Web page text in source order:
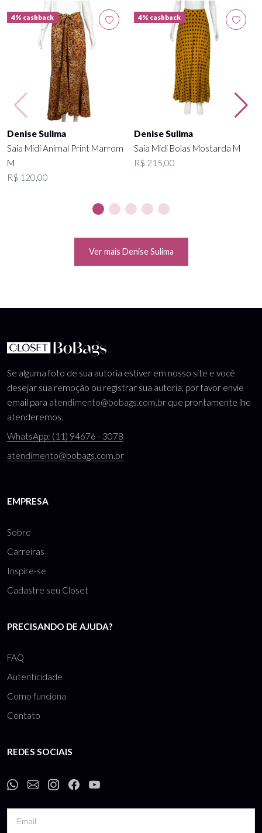
4% cashback
Denise Sulima
Saia Midi Animal Print Marrom
M
R$ 120,00
4% cashback
Denise Sulima
Saia Midi Bolas Mostarda M
R$ 215,00
Ver mais Denise Sulima
Se alguma foto de sua autoria estiver em nosso site e você
desejar sua remoção ou registrar sua autoria, por favor envie
email para atendimento@bobags.com.br que prontamente lhe
atenderemos.
WhatsApp: (11) 94676 - 3078
atendimento@bobags.com.br
EMPRESA
Sobre
Carreiras
Inspire-se
Cadastre seu Closet
PRECISANDO DE AJUDA?
FAQ
Autenticidade
Como funciona
Contato
REDES SOCIAIS